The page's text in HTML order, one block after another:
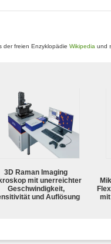
der freien Enzyklopädie Wikipedia und
3D Raman Imaging
mit unerreichter
Geschwindigkeit,
und Auflösung